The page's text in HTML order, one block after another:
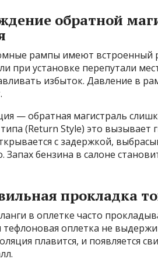
обратной
рампы имеют встроенный
при установке перепутали
избыток. Давление в
— обратная магистраль
(Return Style) это вызывает
с задержкой,
Запах бензина в салоне
прокладка
в оплетке часто
тефлоновая оплетка не
плавится, и появляется